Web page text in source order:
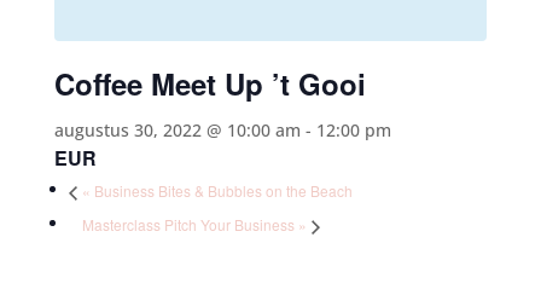
Coffee Meet Up ’t Gooi
augustus 30, 2022 @ 10:00 am - 12:00 pm
EUR
« Business Bites & Bubbles on the Beach
Masterclass Pitch Your Business »